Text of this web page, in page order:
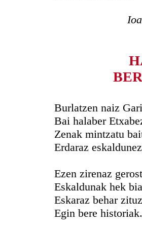
Burlatzen naiz
Bai halaber
Zenak mintzatu
Erdaraz
Ezen zirenaz
Eskaldunak hek
Eskaraz behar
Egin bere historiak.